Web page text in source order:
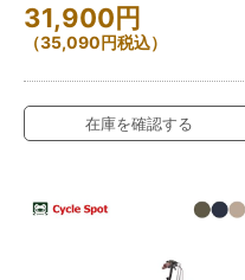
31,900円
（35,090円税込）
在庫を確認する